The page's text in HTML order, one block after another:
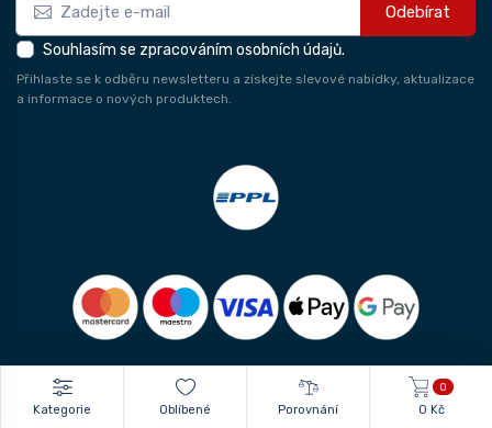
Odebírat
Souhlasím se zpracováním osobních údajů.
Přihlaste se k odběru newsletteru a získejte slevové nabídky, aktualizace
a informace o nových produktech.
Kategorie Oblíbené Porovnání
0
0 Kč